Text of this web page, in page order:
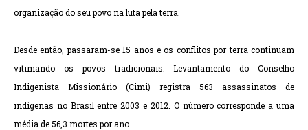
organização do seu povo na luta pela terra.
Desde então, passaram-se 15 anos e os conflitos por terra continuam
vitimando os povos tradicionais. Levantamento do Conselho
Indigenista Missionário (Cimi) registra 563 assassinatos de
indígenas no Brasil entre 2003 e 2012. O número corresponde a uma
média de 56,3 mortes por ano.